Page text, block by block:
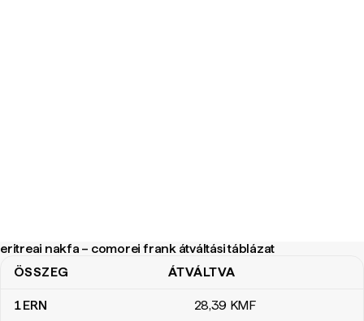
eritreai nakfa – comorei frank átváltási táblázat
eritreai nakfa – comorei frank átváltási táblázat
ÖSSZEG ÁTVÁLTVA
1ERN 28,39 KMF